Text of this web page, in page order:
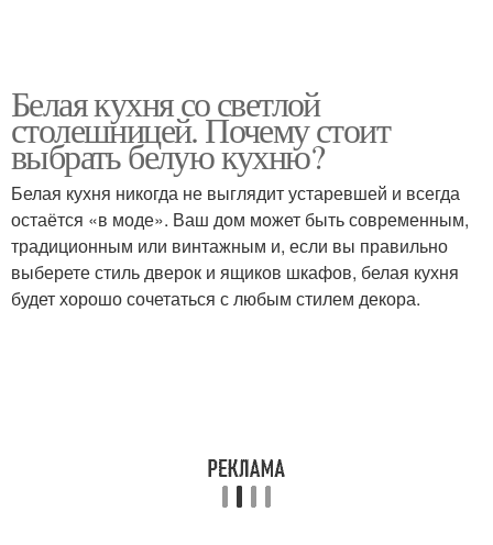
Белая кухня со светлой
столешницей. Почему стоит
выбрать белую кухню?
Белая кухня никогда не выглядит устаревшей и всегда
остаётся «в моде». Ваш дом может быть современным,
традиционным или винтажным и, если вы правильно
выберете стиль дверок и ящиков шкафов, белая кухня
будет хорошо сочетаться с любым стилем декора.